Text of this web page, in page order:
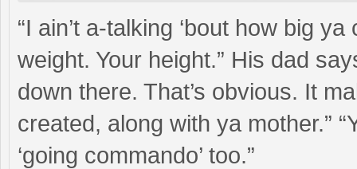
“I ain’t a-talking ‘bout how big
weight. Your height.” His dad
down there. That’s obvious. It
created, along with ya mother.”
‘going commando’ too.”